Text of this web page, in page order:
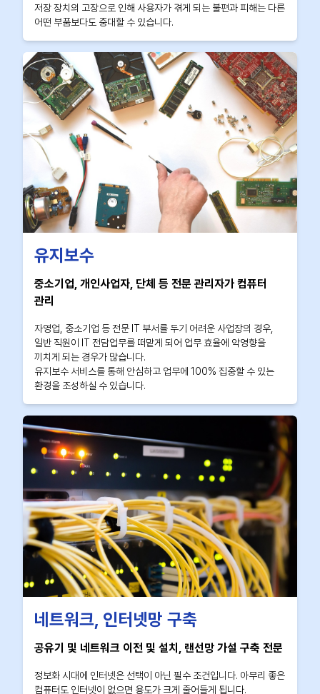
저장 장치의 고장으로 인해 사용자가 겪게 되는 불편과 피해는 다른
어떤 부품보다도 중대할 수 있습니다.
유지보수
중소기업, 개인사업자, 단체 등 전문 관리자가 컴퓨터
관리
자영업, 중소기업 등 전문 IT 부서를 두기 어려운 사업장의 경우,
일반 직원이 IT 전담업무를 떠맡게 되어 업무 효율에 악영향을
끼치게 되는 경우가 많습니다.
유지보수 서비스를 통해 안심하고 업무에 100% 집중할 수 있는
환경을 조성하실 수 있습니다.
네트워크, 인터넷망 구축
공유기 및 네트워크 이전 및 설치, 랜선망 가설 구축 전문
정보화 시대에 인터넷은 선택이 아닌 필수 조건입니다. 아무리 좋은
컴퓨터도 인터넷이 없으면 용도가 크게 줄어들게 됩니다.